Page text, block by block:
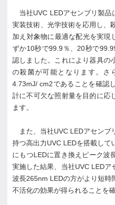
当社UVC LEDアセンブリ製品
実装技術、光学技術を応用し、
加え対象物に最適な配光を実現
ずか10秒で99.9％、20秒で
認しました。これにより器具の
の殺菌が可能となります。さ
4.73mJ/ cm2であることを確認
計に不可欠な照射量を目的に応
ます。
また、当社UVC LEDアセンブ
持つ高出力UVC LEDを搭載し
にもつLEDに置き換えピーク波
実施した結果、当社UVC LEDア
波長265nm LEDの方がより短時
不活化の効果が得られることを